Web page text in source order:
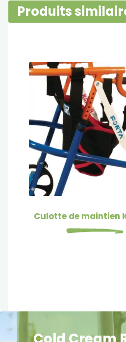
Produits
Culotte de maintien